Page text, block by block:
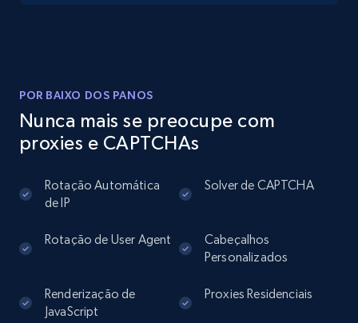
comments, Date posted, Likes, Photos, and
Instagram - Posts - Collects posts from a
specific URLs by using profile URL
comments, Date posted, Likes, Photos, and
more.
POR BAIXO DOS PANOS
Nunca mais se preocupe com
proxies e CAPTCHAs
Rotação Automática
de IP
Solver de CAPTCHA
Rotação de User Agent
Cabeçalhos
Personalizados
Renderização de
JavaScript
Proxies Residenciais